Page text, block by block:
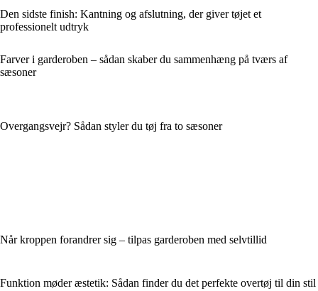
Den sidste finish: Kantning og afslutning, der giver tøjet et
professionelt udtryk
Farver i garderoben – sådan skaber du sammenhæng på tværs af
sæsoner
Overgangsvejr? Sådan styler du tøj fra to sæsoner
Når kroppen forandrer sig – tilpas garderoben med selvtillid
Funktion møder æstetik: Sådan finder du det perfekte overtøj til din stil